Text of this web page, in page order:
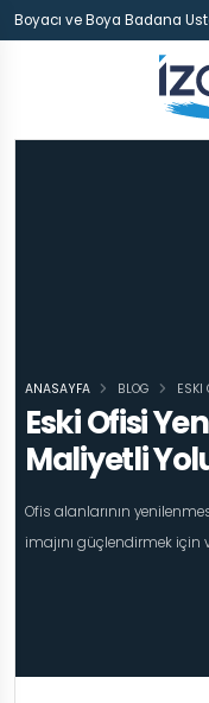
Boyacı ve Boya Badana
Eski Ofisi
Maliyetli
Ofis alanlarının
imajını güçlendirmek için
ANASAYFA BLOG ESKI